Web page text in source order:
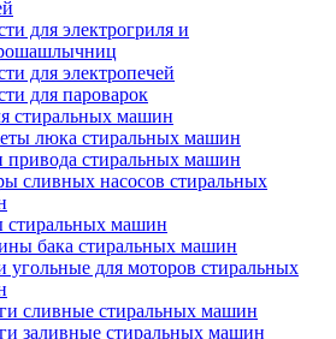
для электрогриля и
для электропечей
для пароварок
стиральных машин
люка стиральных машин
привода стиральных машин
сливных насосов стиральных
машин
бака стиральных машин
угольные для моторов стиральных
сливные стиральных машин
заливные стиральных машин